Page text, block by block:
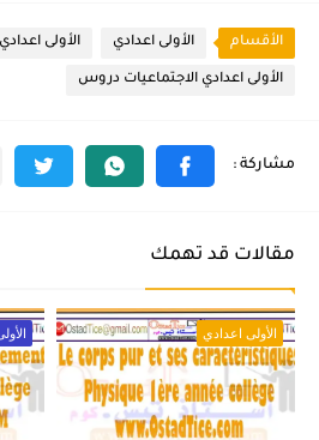
الأقسام الأولى اعدادي الأولى
الأولى اعدادي الاجتماعيات دروس
مقالات قد تهمك
الأولى اعدادي